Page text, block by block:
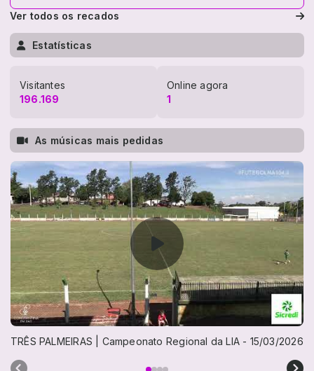
Ver todos os recados
Estatísticas
Visitantes
196.169
Online agora
1
As músicas mais pedidas
TRÊS PALMEIRAS | Campeonato Regional da LIA - 15/03/2026